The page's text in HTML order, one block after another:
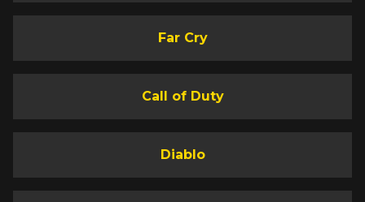
Far Cry
Call of Duty
Diablo